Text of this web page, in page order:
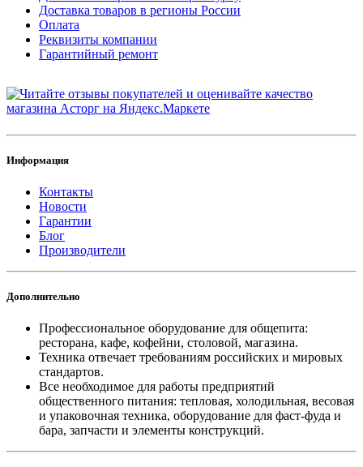
Доставка товаров в регионы России
Оплата
Реквизиты компании
Гарантийный ремонт
Информация
Контакты
Новости
Гарантии
Блог
Производители
Дополнительно
Профессиональное оборудование для общепита:
ресторана, кафе, кофейни, столовой, магазина.
Техника отвечает требованиям российских и мировых
стандартов.
Все необходимое для работы предприятий
общественного питания: тепловая, холодильная, весовая
и упаковочная техника, оборудование для фаст-фуда и
бара, запчасти и элементы конструкций.